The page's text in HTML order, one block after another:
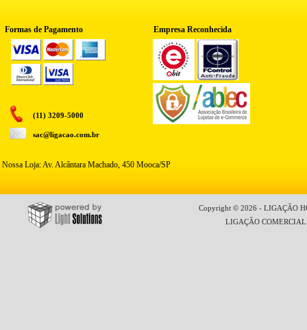
Formas de Pagamento Empresa Reconhecida
(11) 3209-5000
sac@ligacao.com.br
Nossa Loja: Av. Alcântara Machado, 450 Mooca/SP
Copyright © 2026 - LIGAÇÃO
LIGAÇÃO